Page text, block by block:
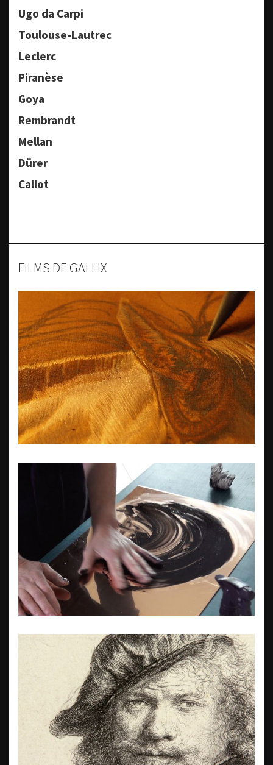
Ugo da Carpi
Toulouse-Lautrec
Leclerc
Piranèse
Goya
Rembrandt
Mellan
Dürer
Callot
FILMS DE GALLIX